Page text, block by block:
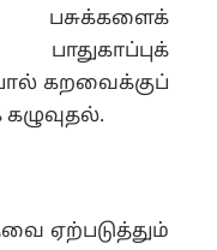
பசுக்களைக்
கறவைக்குப்
ஏற்படுத்தும்